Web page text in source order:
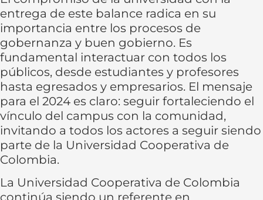
entrega de este balance radica en su
importancia entre los procesos de
gobernanza y buen gobierno. Es
fundamental interactuar con todos los
públicos, desde estudiantes y profesores
hasta egresados y empresarios. El mensaje
para el 2024 es claro: seguir fortaleciendo el
vínculo del campus con la comunidad,
invitando a todos los actores a seguir siendo
parte de la Universidad Cooperativa de
Colombia.
La Universidad Cooperativa de Colombia
continúa siendo un referente en